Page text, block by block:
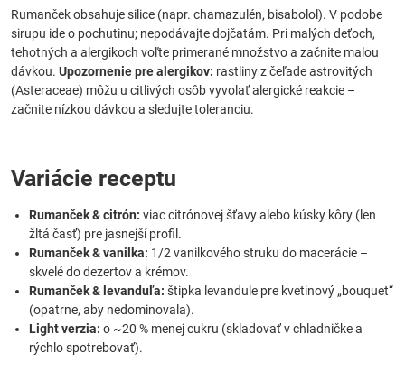
Rumanček obsahuje silice (napr. chamazulén, bisabolol). V podobe
sirupu ide o pochutinu; nepodávajte dojčatám. Pri malých deťoch,
tehotných a alergikoch voľte primerané množstvo a začnite malou
dávkou. Upozornenie pre alergikov: rastliny z čeľade astrovitých
(Asteraceae) môžu u citlivých osôb vyvolať alergické reakcie –
začnite nízkou dávkou a sledujte toleranciu.
Variácie receptu
Rumanček & citrón: viac citrónovej šťavy alebo kúsky kôry (len
žltá časť) pre jasnejší profil.
Rumanček & vanilka: 1/2 vanilkového struku do macerácie –
skvelé do dezertov a krémov.
Rumanček & levanduľa: štipka levandule pre kvetinový „bouquet“
(opatrne, aby nedominovala).
Light verzia: o ~20 % menej cukru (skladovať v chladničke a
rýchlo spotrebovať).